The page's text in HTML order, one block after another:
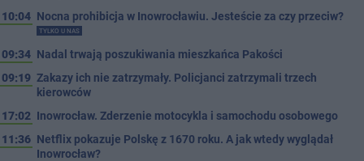
10:04 Nocna prohibicja w Inowrocławiu. Jesteście za czy przeciw?
TYLKO U NAS
09:34 Nadal trwają poszukiwania mieszkańca Pakości
09:19 Zakazy ich nie zatrzymały. Policjanci zatrzymali trzech
kierowców
17:02 Inowrocław. Zderzenie motocykla i samochodu osobowego
11:36 Netflix pokazuje Polskę z 1670 roku. A jak wtedy wyglądał
Inowrocław?